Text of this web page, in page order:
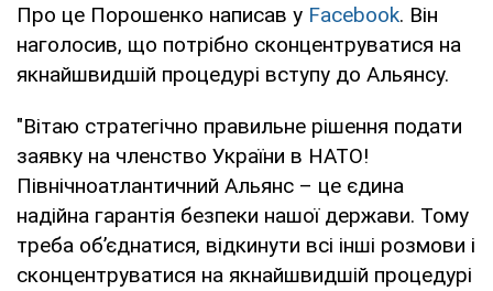
Про це Порошенко написав у Facebook. Він
наголосив, що потрібно сконцентруватися на
якнайшвидшій процедурі вступу до Альянсу.
"Вітаю стратегічно правильне рішення подати
заявку на членство України в НАТО!
Північноатлантичний Альянс – це єдина
надійна гарантія безпеки нашої держави. Тому
треба об’єднатися, відкинути всі інші розмови і
сконцентруватися на якнайшвидшій процедурі